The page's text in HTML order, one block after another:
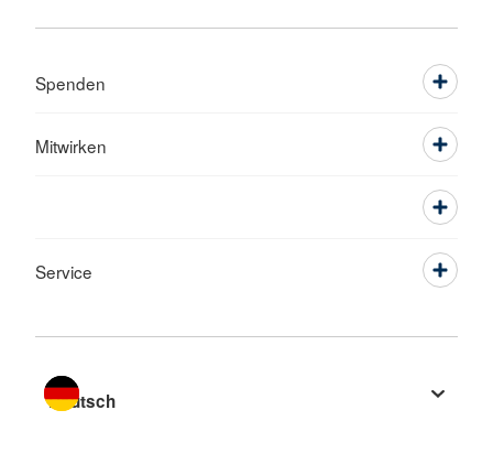
Spenden
Mitwirken
Service
Sprache wechseln zu